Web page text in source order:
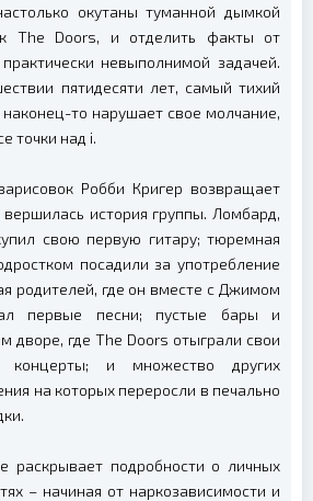
окутаны туманной дымкой
The Doors, и отделить факты от
невыполнимой задачей.
пятидесяти лет, самый тихий
то нарушает свое молчание,
точки над i.
Робби Кригер возвращает
вершилась история группы. Ломбард,
свою первую гитару; тюремная
посадили за употребление
родителей, где он вместе с Джимом
первые песни; пустые бары и
дворе, где The Doors отыграли свои
концерты; и множество других
на которых переросли в печально
раскрывает подробности о личных
– начиная от наркозависимости и